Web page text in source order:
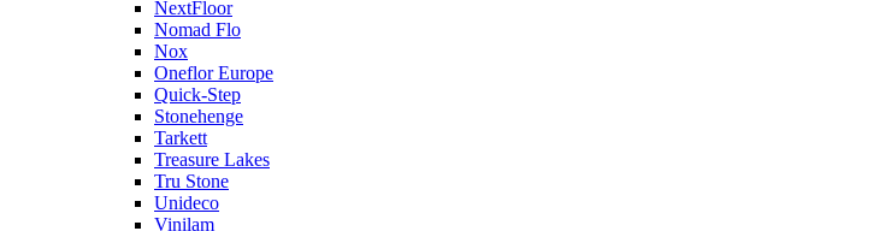
NextFloor
Nomad Flo
Nox
Oneflor Europe
Quick-Step
Stonehenge
Tarkett
Treasure Lakes
Tru Stone
Unideco
Vinilam